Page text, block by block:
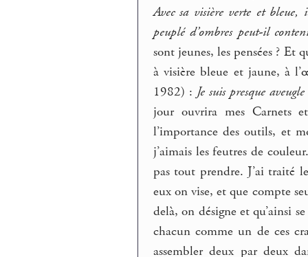
Avec sa visière verte et
peuplé d’ombres peut-il
sont jeunes, les pensées ? Et
à visière bleue et jaune, à
1982) : Je suis presque
jour ouvrira mes Carnets
l’importance des outils, et
j’aimais les feutres de
pas tout prendre. J’ai traité
eux on vise, et que compte
delà, on désigne et qu’ainsi
chacun comme un de ces
assembler deux par deux